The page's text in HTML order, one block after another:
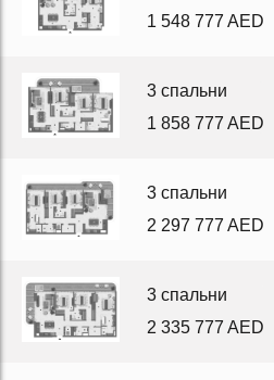
1 548 777 AED
3 спальни
1 858 777 AED
3 спальни
2 297 777 AED
3 спальни
2 335 777 AED